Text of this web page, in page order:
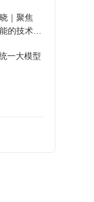
｜聚焦
的技术路
一大模型